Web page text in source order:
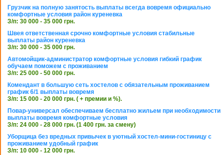
Грузчик на полную занятость выплаты всегда вовремя официально
комфортные условия район куреневка
З/п: 30 000 - 35 000 грн.
Швея ответственная срочно комфортные условия стабильные
выплаты район куреневка
З/п: 30 000 - 35 000 грн.
Автомойщик-администратор комфортные условия гибкий график
обучаем поможем с проживанием
З/п: 25 000 - 50 000 грн.
Комендант в большую сеть хостелов с обязательным проживанием
график 6/1 выплаты вовремя
З/п: 15 000 - 20 000 грн. ( + премии и %).
Повар-универсал обеспечиваем бесплатно жильем при необходимости
выплаты вовремя комфортные условия
З/п: 24 000 - 28 000 грн. (1 400 грн. за смену)
Уборщица без вредных привычек в уютный хостел-мини-гостиницу с
проживанием удобный график
З/п: 10 000 - 12 000 грн.